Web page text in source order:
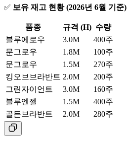
✅ 보유 재고 현황 (2026년 6월 기준)
품종 규격 (H) 수량
블루에로우
3.0M
400주
문그로우
1.8M
100주
문그로우
1.5M
270주
킹오브브라반트 2.0M
200주
그린자이언트
3.0M
160주
블루엔젤
1.5M
400주
골든브라반트
2.0M 280주